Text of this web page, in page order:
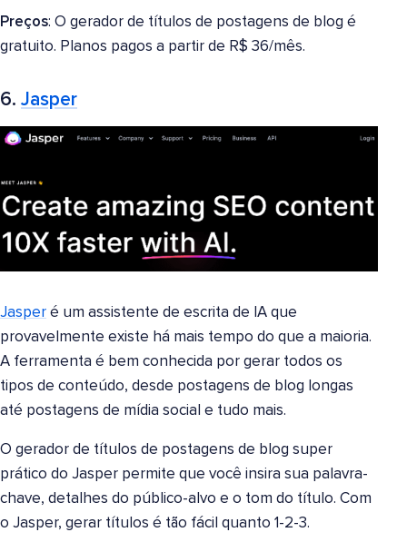
Preços: O gerador de títulos de postagens de blog é
gratuito. Planos pagos a partir de R$ 36/mês.
6. Jasper
Jasper é um assistente de escrita de IA que
provavelmente existe há mais tempo do que a maioria.
A ferramenta é bem conhecida por gerar todos os
tipos de conteúdo, desde postagens de blog longas
até postagens de mídia social e tudo mais.
O gerador de títulos de postagens de blog super
prático do Jasper permite que você insira sua palavra-
chave, detalhes do público-alvo e o tom do título. Com
o Jasper, gerar títulos é tão fácil quanto 1-2-3.